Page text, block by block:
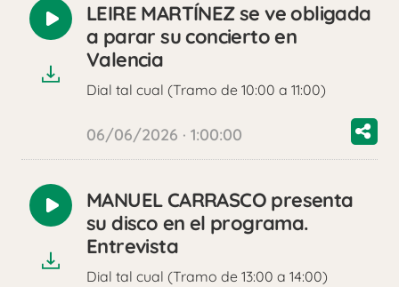
Reproducir
audio
LEIRE MARTÍNEZ se ve obligada
a parar su concierto en
Valencia
Dial tal cual (Tramo de 10:00 a 11:00)
06/06/2026 · 1:00:00
Reproducir
audio
MANUEL CARRASCO presenta
su disco en el programa.
Entrevista
Dial tal cual (Tramo de 13:00 a 14:00)